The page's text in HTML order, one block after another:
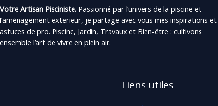
Votre Artisan Pisciniste. Passionné par l’univers de la piscine et
l’aménagement extérieur, je partage avec vous mes inspirations et
astuces de pro. Piscine, Jardin, Travaux et Bien-être : cultivons
ensemble l’art de vivre en plein air.
Liens utiles